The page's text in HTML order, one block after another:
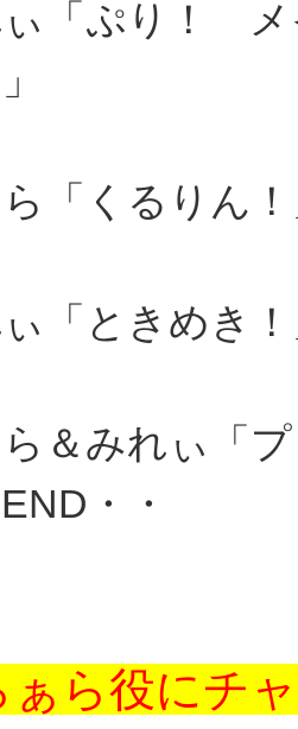
「ぷり！ メ
「くるりん
「ときめき
＆みれぃ「
・・
ら役にチ